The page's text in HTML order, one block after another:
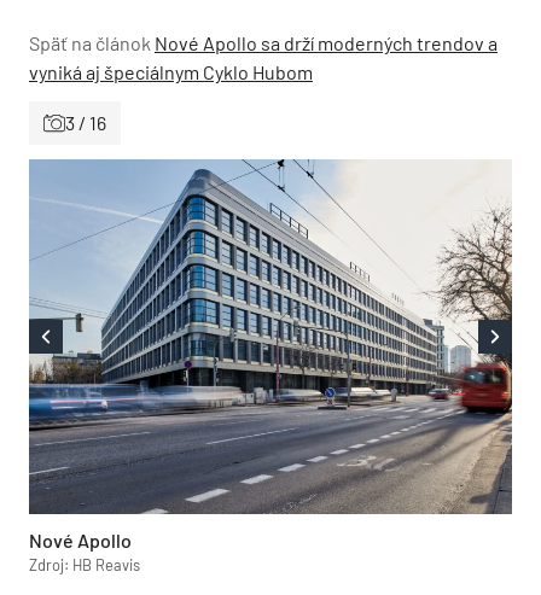
Späť na článok Nové Apollo sa drží moderných trendov a
vyniká aj špeciálnym Cyklo Hubom
3 / 16
Nové Apollo
Zdroj: HB Reavis